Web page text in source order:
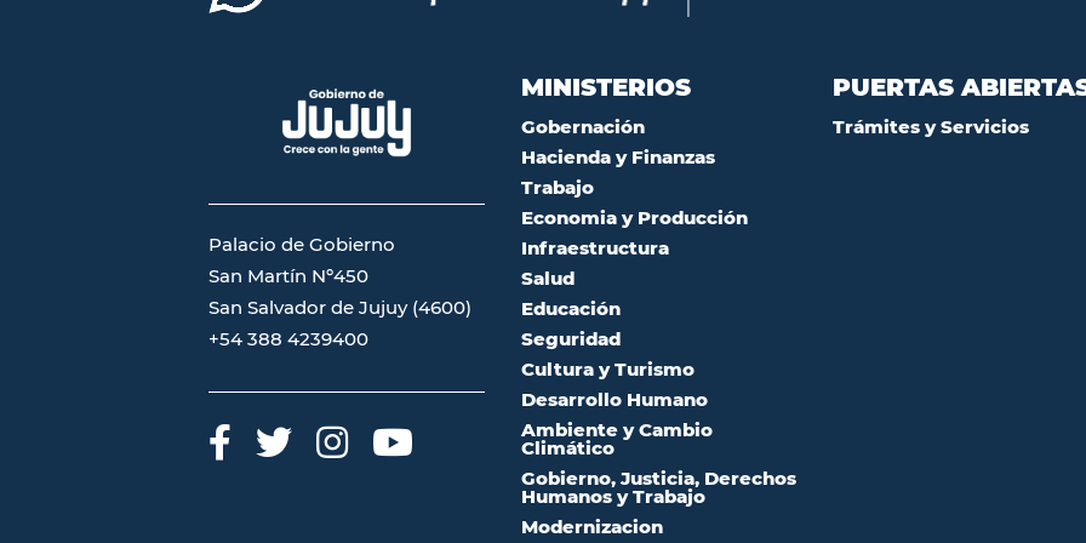
Palacio de Gobierno
San Martín Nº450
San Salvador de Jujuy (4600)
+54 388 4239400
MINISTERIOS
Gobernación
Hacienda y Finanzas
Trabajo
Economia y Producción
Infraestructura
Salud
Educación
Seguridad
Cultura y Turismo
Desarrollo Humano
Ambiente y Cambio
Climático
Gobierno, Justicia, Derechos
Humanos y Trabajo
Modernizacion
PUERTAS
Trámites y Servicios